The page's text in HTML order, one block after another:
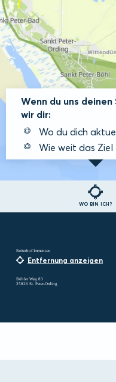
WO BIN ICH?
Wenn du uns
wir dir:
Wo du dich
Wie weit das
Reiterhof Immensee
Entfernung anzeigen
Böhler Weg 83
25826 St. Peter-Ording